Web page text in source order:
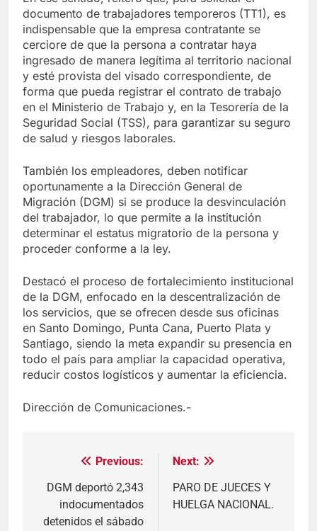
documento de trabajadores temporeros (TT1), es
indispensable que la empresa contratante se
cerciore de que la persona a contratar haya
ingresado de manera legítima al territorio nacional
y esté provista del visado correspondiente, de
forma que pueda registrar el contrato de trabajo
en el Ministerio de Trabajo y, en la Tesorería de la
Seguridad Social (TSS), para garantizar su seguro
de salud y riesgos laborales.
También los empleadores, deben notificar
oportunamente a la Dirección General de
Migración (DGM) si se produce la desvinculación
del trabajador, lo que permite a la institución
determinar el estatus migratorio de la persona y
proceder conforme a la ley.
Destacó el proceso de fortalecimiento institucional
de la DGM, enfocado en la descentralización de
los servicios, que se ofrecen desde sus oficinas
en Santo Domingo, Punta Cana, Puerto Plata y
Santiago, siendo la meta expandir su presencia en
todo el país para ampliar la capacidad operativa,
reducir costos logísticos y aumentar la eficiencia.
Dirección de Comunicaciones.-
Navegación
de
entradas
Previous:
DGM deportó 2,343
indocumentados
detenidos el sábado
Next:
PARO DE JUECES Y
HUELGA NACIONAL.